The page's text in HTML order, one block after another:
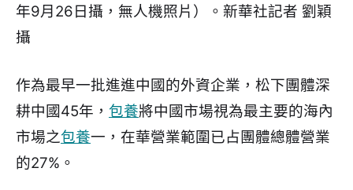
年9月26日攝，無人機照片）。新華社記者 劉穎
攝
作為最早一批進進中國的外資企業，松下團體深
耕中國45年， 包養將中國市場視為最主要的海內
市場之包養一，在華營業範圍已占團體總體營業
的27%。